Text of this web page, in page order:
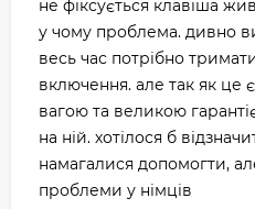
не фіксується клавіша
у чому проблема. дивно
весь час потрібно
включення. але так як це
вагою та великою
на ній. хотілося б
намагалися допомогти,
проблеми у німців